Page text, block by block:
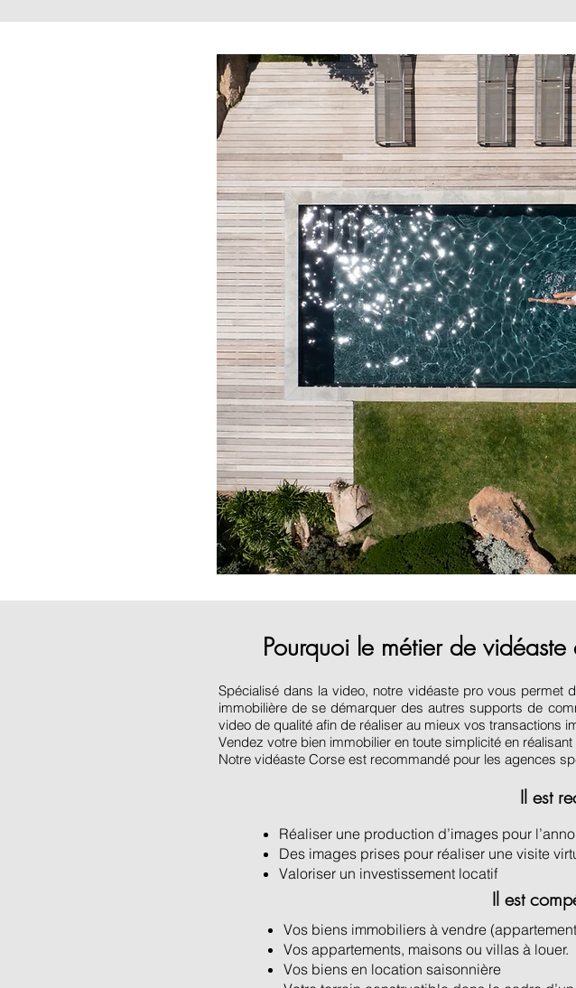
Pourquoi le métier de
Spécialisé dans la video, notre vidéaste pro vous permet
immobilière de se démarquer des autres supports de
video de qualité afin de réaliser au mieux vos transactions
Vendez votre bien immobilier en toute simplicité en
Notre vidéaste Corse est recommandé pour les agences
Il est
Réaliser une production d’images pour
Des images prises pour réaliser une visite
Valoriser un investissement locatif
Il est
Vos biens immobiliers à vendre
Vos appartements, maisons ou villas à louer.
Vos biens en location saisonnière